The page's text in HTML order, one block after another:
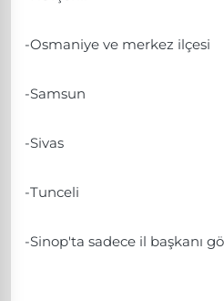
-Osmaniye ve merkez ilçesi
-Samsun
-Sivas
-Tunceli
-Sinop'ta sadece il başkanı